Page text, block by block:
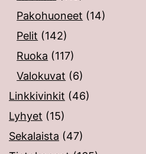
Pakohuoneet (14)
Pelit (142)
Ruoka (117)
Valokuvat (6)
Linkkivinkit (46)
Lyhyet (15)
Sekalaista (47)